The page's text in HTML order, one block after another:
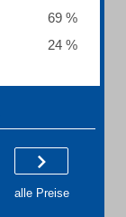
69 %
24 %
alle Preise